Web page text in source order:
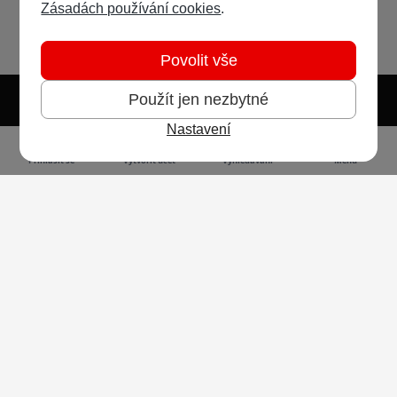
Světlý režim Předvolba systému
Přihlásit se Vytvořit účet Vyhledávání Menu
Zásadách používání cookies.
Použít jen nezbytné
Povolit vše
Nastavení